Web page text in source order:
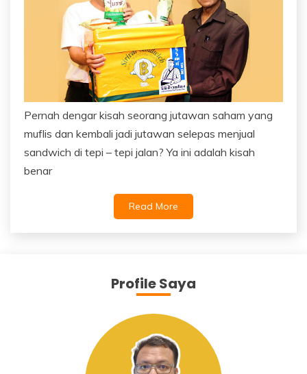
Pernah dengar kisah seorang jutawan saham yang
muflis dan kembali jadi jutawan selepas menjual
sandwich di tepi – tepi jalan? Ya ini adalah kisah
benar
Read More
Profile Saya